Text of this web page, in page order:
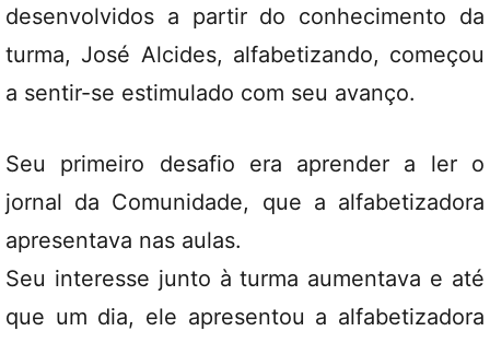
desenvolvidos a partir do conhecimento da
turma, José Alcides, alfabetizando, começou
a sentir-se estimulado com seu avanço.
Seu primeiro desafio era aprender a ler o
jornal da Comunidade, que a alfabetizadora
apresentava nas aulas.
Seu interesse junto à turma aumentava e até
que um dia, ele apresentou a alfabetizadora